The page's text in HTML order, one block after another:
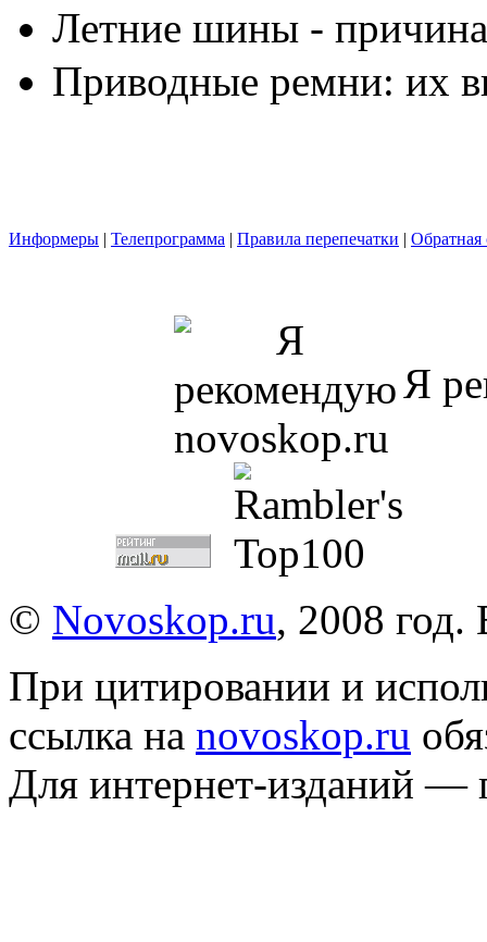
Летние шины -
Приводные ремни: их
Информеры | Телепрограмма | Правила перепечатки | Обратная
Я
© Novoskop.ru, 2008
При цитировании и
ссылка на novoskop.ru
Для интернет-изданий —